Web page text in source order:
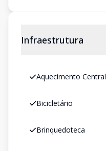
Infraestrutura
Aquecimento Central
Bicicletário
Brinquedoteca